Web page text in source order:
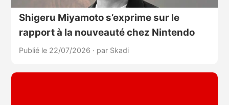
Shigeru Miyamoto s’exprime sur le
rapport à la nouveauté chez Nintendo
Publié le 22/07/2026 · par Skadi